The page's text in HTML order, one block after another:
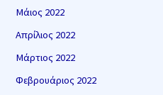
Μάιος 2022
Απρίλιος 2022
Μάρτιος 2022
Φεβρουάριος 2022